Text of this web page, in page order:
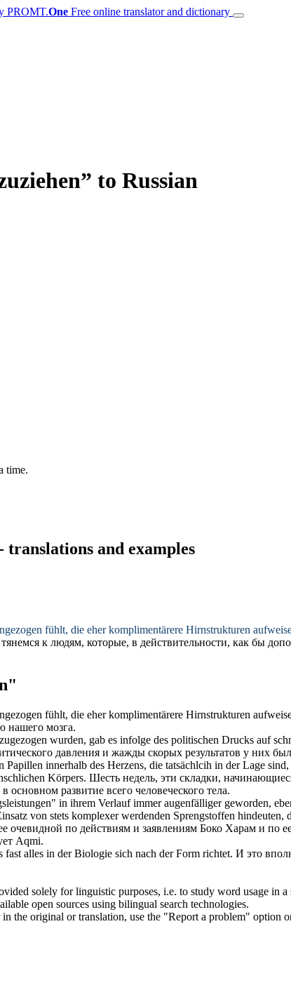
PROMT.One Free online translator and dictionary
to Russian
time.
and examples
fühlt, die eher komplimentärere Hirnstrukturen
тянемся к людям, которые, в действительности, как бы
fühlt, die eher komplimentärere Hirnstrukturen
нашего мозга.
wurden, gab es infolge des politischen Drucks auf
давления и жажды скорых результатов у них
innerhalb des Herzens, die tatsächlcih in der Lage
Körpers. Шесть недель, эти складки,
основном развитие всего человеческого тела.
in ihrem Verlauf immer augenfälliger geworden,
von stets komplexer werdenden Sprengstoffen
очевидной по действиям и заявлениям Боко Харам и
Aqmi.
fast alles in der Biologie sich nach der Form richtet. И это
solely for linguistic purposes, i.e. to study word usage in
open sources using bilingual search technologies.
the original or translation, use the "Report a problem" option